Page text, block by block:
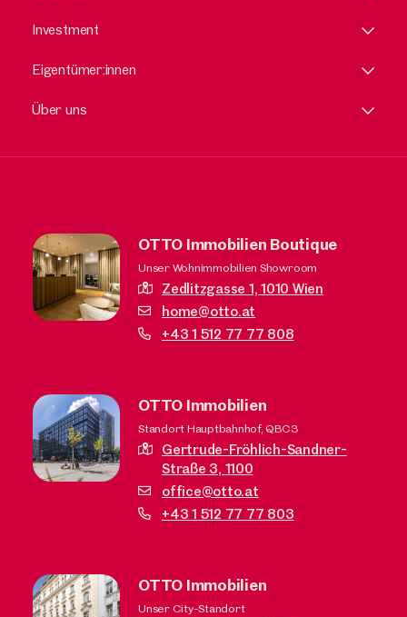
Investment
Eigentümer:innen
Über uns
OTTO Immobilien Boutique
Unser Wohnimmobilien Showroom
Zedlitzgasse 1,1010 Wien
home@otto.at
+43 1 512 77 77 808
OTTO Immobilien
Standort Hauptbahnhof, QBC3
Gertrude-Fröhlich-Sandner-
Straße 3, 1100
office@otto.at
+43 1 512 77 77 803
OTTO Immobilien
Unser City-Standort